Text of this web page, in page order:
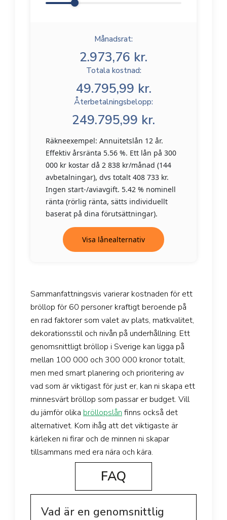
Månadsrat:
2.973,76 kr.
Totala kostnad:
49.795,99 kr.
Återbetalningsbelopp:
249.795,99 kr.
Räkneexempel: Annuitetslån 12 år.
Effektiv årsränta 5.56 %. Ett lån på 300
000 kr kostar då 2 838 kr/månad (144
avbetalningar), dvs totalt 408 733 kr.
Ingen start-/aviavgift. 5.42 % nominell
ränta (rörlig ränta, sätts individuellt
baserat på dina förutsättningar).
Visa lånealternativ
Sammanfattningsvis varierar kostnaden för ett
bröllop för 60 personer kraftigt beroende på
en rad faktorer som valet av plats, matkvalitet,
dekorationsstil och nivån på underhållning. Ett
genomsnittligt bröllop i Sverige kan ligga på
mellan 100 000 och 300 000 kronor totalt,
men med smart planering och prioritering av
vad som är viktigast för just er, kan ni skapa ett
minnesvärt bröllop som passar er budget. Vill
du jämför olika bröllopslån finns också det
alternativet. Kom ihåg att det viktigaste är
kärleken ni firar och de minnen ni skapar
tillsammans med era nära och kära.
FAQ
Vad är en genomsnittlig